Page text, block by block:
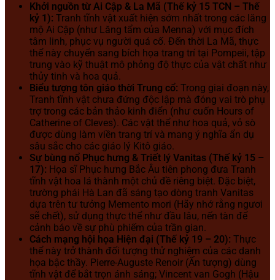
Khởi nguồn từ Ai Cập & La Mã (Thế kỷ 15 TCN – Thế
kỷ 1): Tranh tĩnh vật xuất hiện sớm nhất trong các lăng
mộ Ai Cập (như Lăng tẩm của Menna) với mục đích
tâm linh, phục vụ người quá cố. Đến thời La Mã, thực
thể này chuyển sang bích họa trang trí tại Pompeii, tập
trung vào kỹ thuật mô phỏng độ thực của vật chất như
thủy tinh và hoa quả.
Biểu tượng tôn giáo thời Trung cổ: Trong giai đoạn này,
Tranh tĩnh vật chưa đứng độc lập mà đóng vai trò phụ
trợ trong các bản thảo kinh điển (như cuốn Hours of
Catherine of Cleves). Các vật thể như hoa quả, vỏ sò
được dùng làm viền trang trí và mang ý nghĩa ẩn dụ
sâu sắc cho các giáo lý Kitô giáo.
Sự bùng nổ Phục hưng & Triết lý Vanitas (Thế kỷ 15 –
17): Họa sĩ Phục hưng Bắc Âu tiên phong đưa Tranh
tĩnh vật hoa lá thành một chủ đề riêng biệt. Đặc biệt,
trường phái Hà Lan đã sáng tạo dòng tranh Vanitas
dựa trên tư tưởng Memento mori (Hãy nhớ rằng ngươi
sẽ chết), sử dụng thực thể như đầu lâu, nến tàn để
cảnh báo về sự phù phiếm của trần gian.
Cách mạng hội họa Hiện đại (Thế kỷ 19 – 20): Thực
thể này trở thành đối tượng thử nghiệm của các danh
họa bậc thầy. Pierre-Auguste Renoir (Ấn tượng) dùng
tĩnh vật để bắt trọn ánh sáng; Vincent van Gogh (Hậu